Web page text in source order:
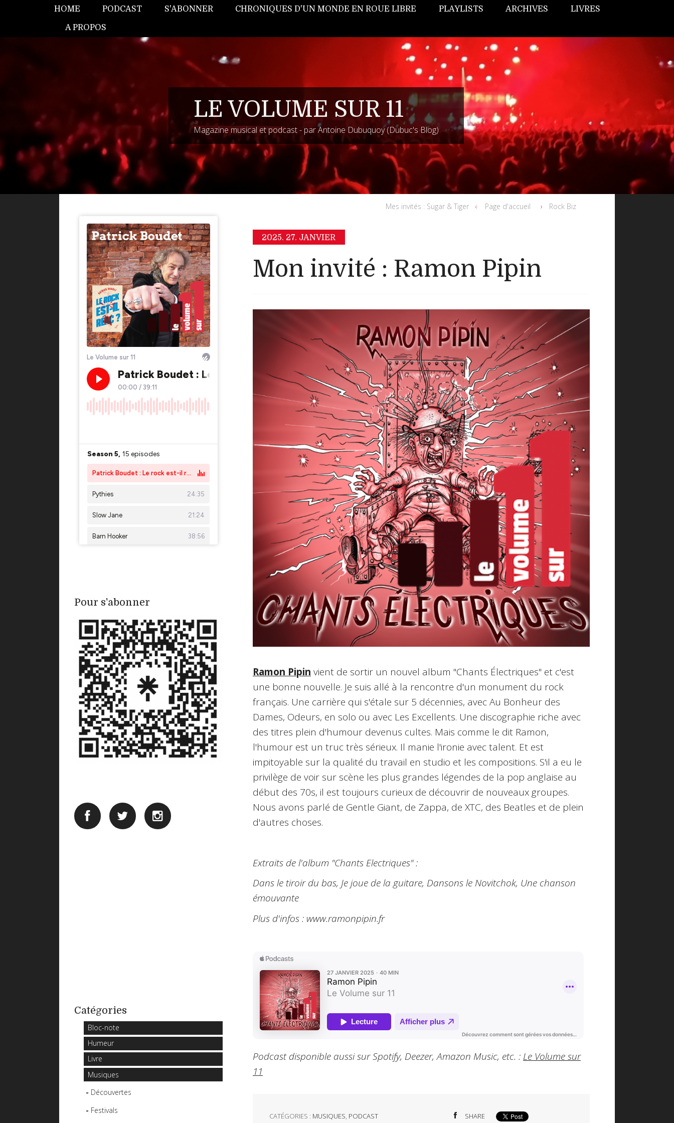
HOME PODCAST S'ABONNER CHRONIQUES D'UN MONDE EN ROUE LIBRE PLAYLISTS ARCHIVES LIVRES
A PROPOS
LE VOLUME SUR 11
Magazine musical et podcast - par Antoine Dubuquoy (Dubuc's Blog)
Pour s'abonner
Catégories
Bloc-note
Humeur
Livre
Musiques
Découvertes
Festivals
Mes invités : Sugar & Tiger Page d'accueil Rock Biz
2025. 27. JANVIER
Mon invité : Ramon Pipin
Ramon Pipin vient de sortir un nouvel album "Chants Électriques" et c'est
une bonne nouvelle. Je suis allé à la rencontre d'un monument du rock
français. Une carrière qui s'étale sur 5 décennies, avec Au Bonheur des
Dames, Odeurs, en solo ou avec Les Excellents. Une discographie riche avec
des titres plein d'humour devenus cultes. Mais comme le dit Ramon,
l'humour est un truc très sérieux. Il manie l'ironie avec talent. Et est
impitoyable sur la qualité du travail en studio et les compositions. S'il a eu le
privilège de voir sur scène les plus grandes légendes de la pop anglaise au
début des 70s, il est toujours curieux de découvrir de nouveaux groupes.
Nous avons parlé de Gentle Giant, de Zappa, de XTC, des Beatles et de plein
d'autres choses.
Extraits de l'album "Chants Electriques" :
Dans le tiroir du bas, Je joue de la guitare, Dansons le Novitchok, Une chanson
émouvante
Plus d'infos : www.ramonpipin.fr
Podcast disponible aussi sur Spotify, Deezer, Amazon Music, etc. : Le Volume sur
11
CATÉGORIES : MUSIQUES, PODCAST
SHARE